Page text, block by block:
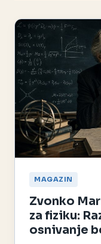
MAGAZIN
Zvonko
za fiziku:
osnivanje